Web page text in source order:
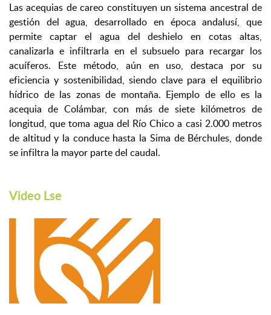
Las acequias de careo constituyen un sistema ancestral de
gestión del agua, desarrollado en época andalusí, que
permite captar el agua del deshielo en cotas altas,
canalizarla e infiltrarla en el subsuelo para recargar los
acuíferos. Este método, aún en uso, destaca por su
eficiencia y sostenibilidad, siendo clave para el equilibrio
hídrico de las zonas de montaña. Ejemplo de ello es la
acequia de Colámbar, con más de siete kilómetros de
longitud, que toma agua del Río Chico a casi 2.000 metros
de altitud y la conduce hasta la Sima de Bérchules, donde
se infiltra la mayor parte del caudal.
Video Lse